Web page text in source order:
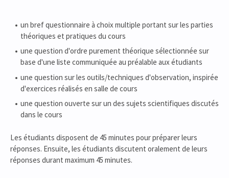
un bref questionnaire à choix multiple portant sur les parties
théoriques et pratiques du cours
une question d'ordre purement théorique sélectionnée sur
base d'une liste communiquée au préalable aux étudiants
une question sur les outils/techniques d'observation, inspirée
d'exercices réalisés en salle de cours
une question ouverte sur un des sujets scientifiques discutés
dans le cours
Les étudiants disposent de 45 minutes pour préparer leurs
réponses. Ensuite, les étudiants discutent oralement de leurs
réponses durant maximum 45 minutes.